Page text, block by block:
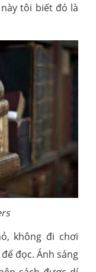
tôi biết đó là
không đi chơi
đọc. Ánh sáng